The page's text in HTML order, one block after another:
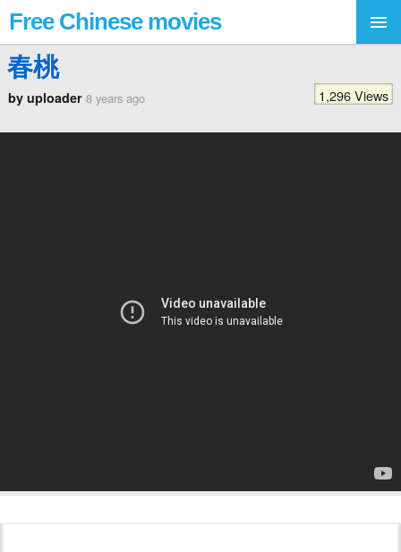
Free Chinese movies
春桃
by uploader 8 years ago 1,296 Views